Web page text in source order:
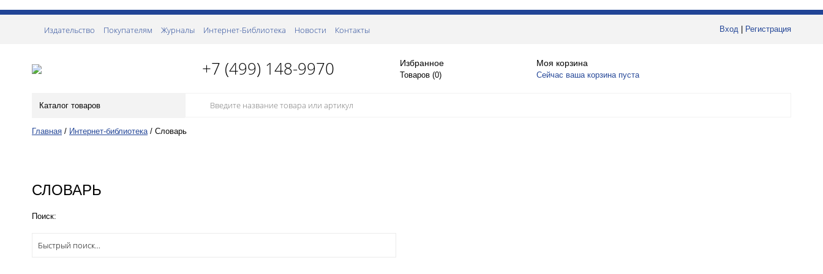
Вход Регистрация
Издательство Покупателям Журналы Интернет-Библиотека Новости Контакты
+7 (499) 148-9970 Избранное
Товаров (0)
Моя корзина
Сейчас ваша корзина пуста
Каталог товаров
Главная / Интернет-библиотека / Словарь
СЛОВАРЬ
Поиск: